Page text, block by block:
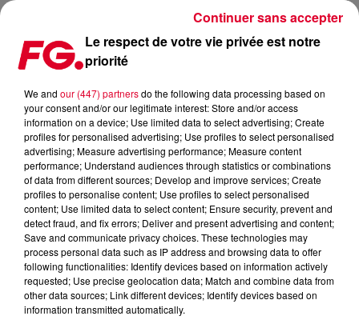
FG MIX DANCE : ROBIN SCHULZ
Le respect de votre vie privée est notre
priorité
We and our (447) partnersdo the following data processing based on
your consent and/or our legitimate interest: Store and/or access
information on a device; Use limited data to select advertising; Create
profiles for personalised advertising; Use profiles to select personalised
advertising; Measure advertising performance; Measure content
performance; Understand audiences through statistics or combinations
of data from different sources; Develop and improve services; Create
profiles to personalise content; Use profiles to select personalised
content; Use limited data to select content; Ensure security, prevent and
detect fraud, and fix errors; Deliver and present advertising and content;
Save and communicate privacy choices. These technologies may
process personal data such as IP address and browsing data to offer
following functionalities: Identify devices based on information actively
requested; Use precise geolocation data; Match and combine data from
other data sources; Link different devices; Identify devices based on
information transmitted automatically.
Continuer sans accepter